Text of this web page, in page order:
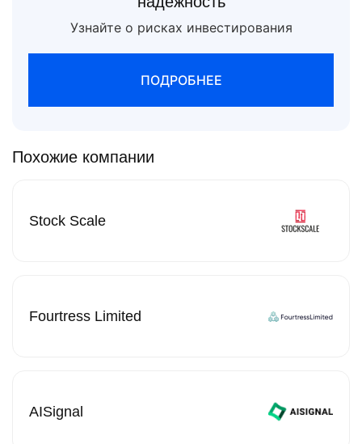
Узнайте о рисках инвестирования
ПОДРОБНЕЕ
Похожие компании
Stock Scale
Fourtress Limited
AISignal